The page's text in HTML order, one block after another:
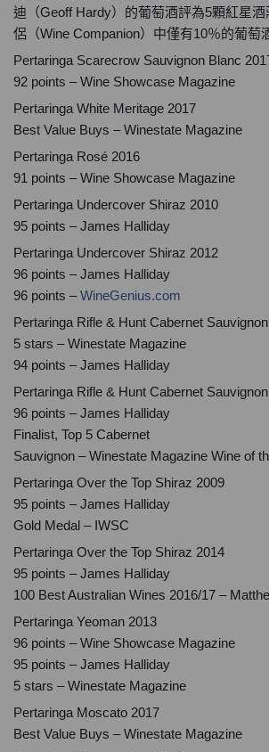
迪（Geoff Hardy）的葡萄酒評為5顆紅星
侶（Wine Companion）中僅有10％的葡萄
Pertaringa Scarecrow Sauvignon Blanc
92 points – Wine Showcase Magazine
Pertaringa White Meritage 2017
Best Value Buys – Winestate Magazine
Pertaringa Rosé 2016
91 points – Wine Showcase Magazine
Pertaringa Undercover Shiraz 2010
95 points – James Halliday
Pertaringa Undercover Shiraz 2012
96 points – James Halliday
96 points –WineGenius.com
Pertaringa Rifle & Hunt Cabernet
5 stars – Winestate Magazine
94 points – James Halliday
Pertaringa Rifle & Hunt Cabernet
96 points – James Halliday
Finalist, Top 5 Cabernet
Sauvignon – Winestate Magazine Wine of
Pertaringa Over the Top Shiraz 2009
95 points – James Halliday
Gold Medal – IWSC
Pertaringa Over the Top Shiraz 2014
95 points – James Halliday
100 Best Australian Wines 2016/17 –
Pertaringa Yeoman 2013
96 points – Wine Showcase Magazine
95 points – James Halliday
5 stars – Winestate Magazine
Pertaringa Moscato 2017
Best Value Buys – Winestate Magazine